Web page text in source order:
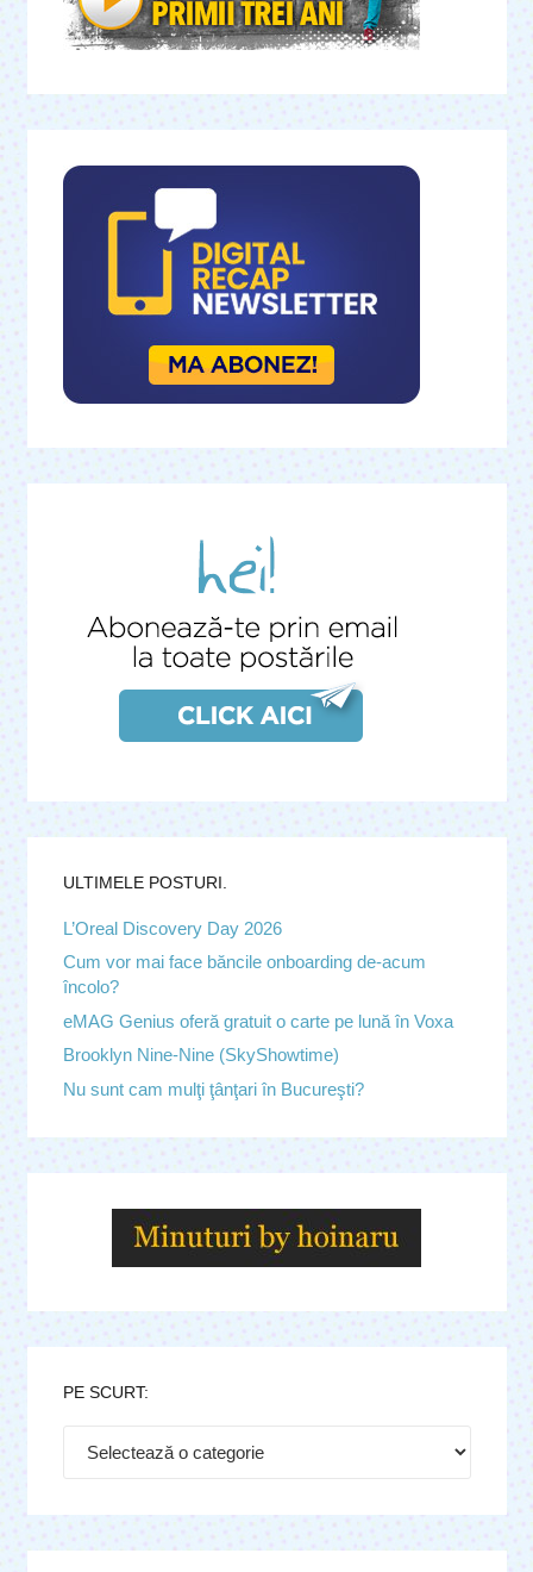
ULTIMELE POSTURI.
L’Oreal Discovery Day 2026
Cum vor mai face băncile onboarding de-acum
încolo?
eMAG Genius oferă gratuit o carte pe lună în Voxa
Brooklyn Nine-Nine (SkyShowtime)
Nu sunt cam mulţi ţânţari în Bucureşti?
PE SCURT: